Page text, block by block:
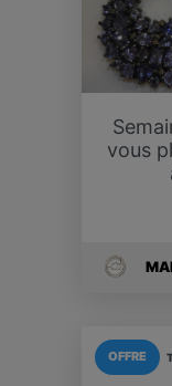
vous
OFFRE